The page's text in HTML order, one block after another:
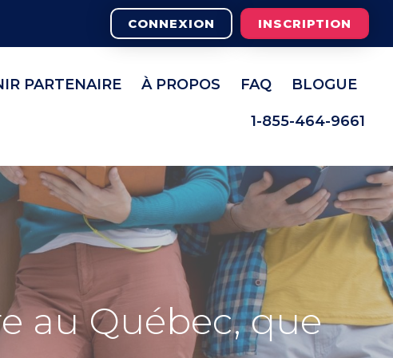
CONNEXION INSCRIPTION
PARTENAIRE À PROPOS FAQ BLOGUE
1-855-464-9661
au Québec, que